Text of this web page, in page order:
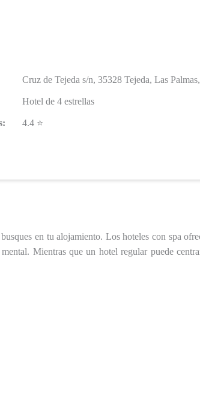
Cruz de Tejeda s/n, 35328 Tejeda, Las
Hotel de 4 estrellas
4.4 ⭐
en tu alojamiento. Los hoteles con spa
Mientras que un hotel regular puede